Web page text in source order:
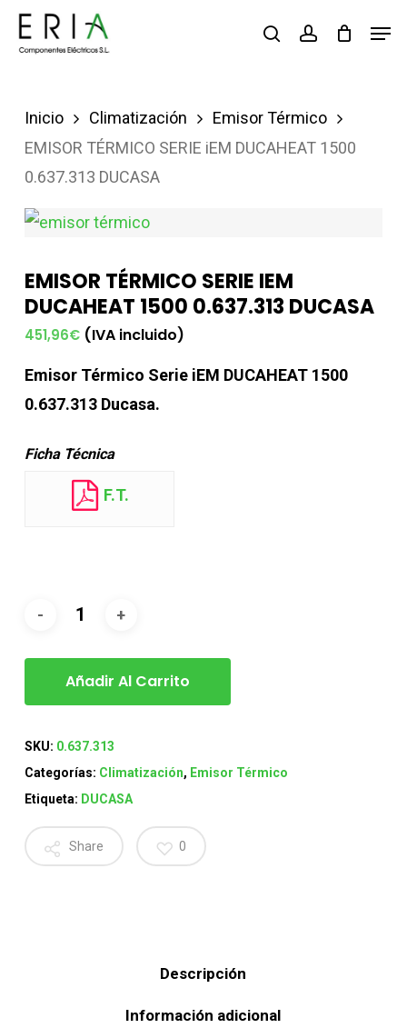
Saltar
buscaraccount
Inicio Climatización
Emisor Térmico
EMISOR TÉRMICO SERIE iEM DUCAHEAT 1500
0.637.313 DUCASA
EMISOR TÉRMICO SERIE IEM
DUCAHEAT 1500 0.637.313 DUCASA
451,96€ (IVA incluido)
Emisor Térmico Serie iEM DUCAHEAT 1500
0.637.313 Ducasa.
Ficha Técnica
F.T.
Añadir Al Carrito
SKU: 0.637.313
Categorías: Climatización, Emisor Térmico
Etiqueta: DUCASA
Share 0
Descripción
Información adicional